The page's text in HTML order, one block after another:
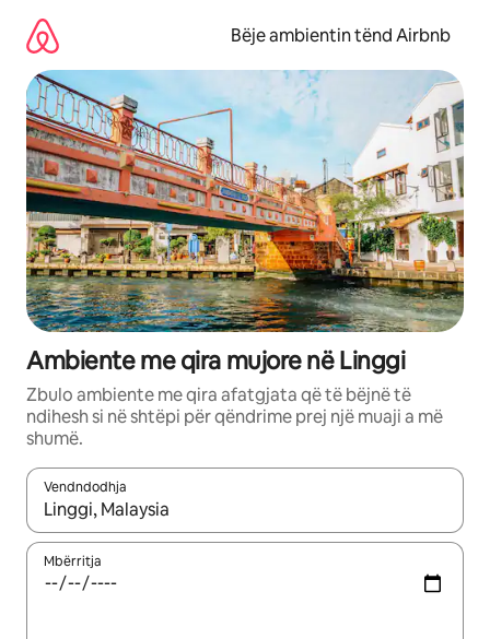
përmbajtja
Bëje ambientin tënd Airbnb
Ambiente me qira mujore në Linggi
Zbulo ambiente me qira afatgjata që të bëjnë të
ndihesh si në shtëpi për qëndrime prej një muaji a më
shumë.
Vendndodhja
Kur rezultatet të jenë të disponueshme, lëviz me butonat e
Mbërritja